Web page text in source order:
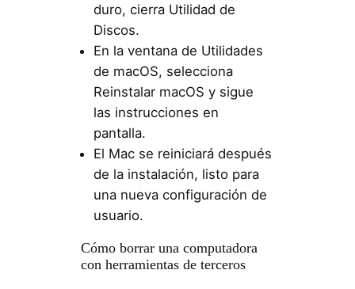
duro, cierra Utilidad de
Discos.
En la ventana de Utilidades
de macOS, selecciona
Reinstalar macOS y sigue
las instrucciones en
pantalla.
El Mac se reiniciará después
de la instalación, listo para
una nueva configuración de
usuario.
Cómo borrar una computadora
con herramientas de terceros